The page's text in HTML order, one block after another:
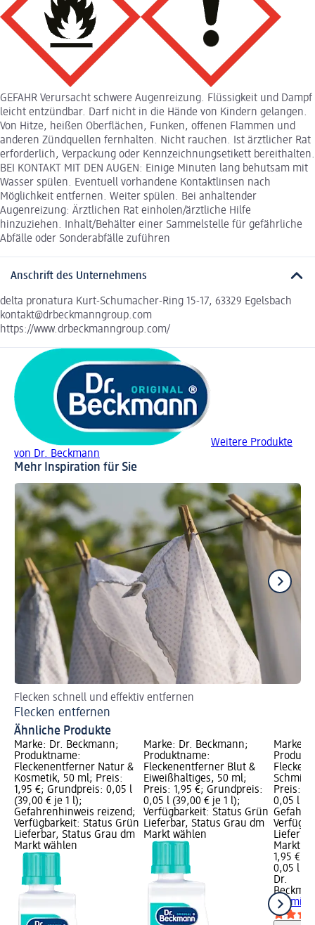
GEFAHR Verursacht schwere Augenreizung. Flüssigkeit und Dampf
leicht entzündbar. Darf nicht in die Hände von Kindern gelangen.
Von Hitze, heißen Oberflächen, Funken, offenen Flammen und
anderen Zündquellen fernhalten. Nicht rauchen. Ist ärztlicher Rat
erforderlich, Verpackung oder Kennzeichnungsetikett bereithalten.
BEI KONTAKT MIT DEN AUGEN: Einige Minuten lang behutsam mit
Wasser spülen. Eventuell vorhandene Kontaktlinsen nach
Möglichkeit entfernen. Weiter spülen. Bei anhaltender
Augenreizung: Ärztlichen Rat einholen/ärztliche Hilfe
hinzuziehen. Inhalt/Behälter einer Sammelstelle für gefährliche
Abfälle oder Sonderabfälle zuführen
Anschrift des Unternehmens
delta pronatura Kurt-Schumacher-Ring 15-17, 63329 Egelsbach
kontakt@drbeckmanngroup.com
https://www.drbeckmanngroup.com/
Weitere Produkte
von Dr. Beckmann
Mehr Inspiration für Sie
Flecken schnell und effektiv entfernen
Flecken entfernen
Ähnliche Produkte
Marke: Dr. Beckmann;
Produktname:
Fleckenentferner Natur &
Kosmetik, 50 ml; Preis:
1,95 €; Grundpreis: 0,05 l
(39,00 € je 1 l);
Gefahrenhinweis reizend;
Verfügbarkeit: Status Grün
Lieferbar, Status Grau dm
Markt wählen
Marke: Dr. Beckmann;
Produktname:
Fleckenentferner Blut &
Eiweißhaltiges, 50 ml;
Preis: 1,95 €; Grundpreis:
0,05 l (39,00 € je 1 l);
Verfügbarkeit: Status Grün
Lieferbar, Status Grau dm
Markt wählen
Marke:
Preis:
0,05 l
Markt
1,95 €
0,05 l
Dr.